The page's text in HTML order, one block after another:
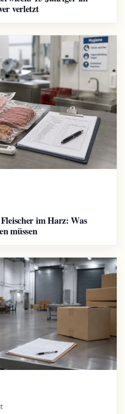
verletzt
im Harz: Was
müssen